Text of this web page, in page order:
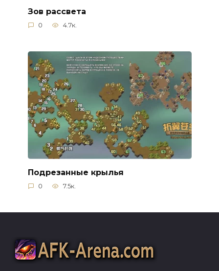
Зов рассвета
0 4.7к.
Подрезанные крылья
0 7.5к.